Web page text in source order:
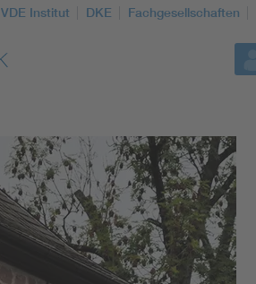
VDE Institut DKE Fachgesellschaften